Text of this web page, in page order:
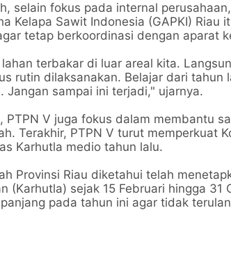
selain fokus pada internal
Kelapa Sawit Indonesia (GAPKI)
tetap berkoordinasi dengan aparat
lahan terbakar di luar areal kita.
rutin dilaksanakan. Belajar dari
Jangan sampai ini terjadi," ujarnya.
PTPN V juga fokus dalam membantu
Terakhir, PTPN V turut memperkuat
Karhutla medio tahun lalu.
Provinsi Riau diketahui telah
(Karhutla) sejak 15 Februari hingga
pada tahun ini agar tidak